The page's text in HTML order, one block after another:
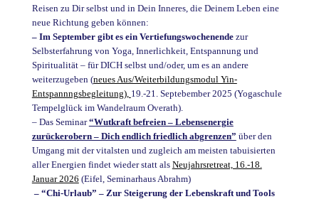
Reisen zu Dir selbst und in Dein Inneres, die Deinem Leben eine
neue Richtung geben können:
– Im September gibt es ein Vertiefungswochenende zur
Selbsterfahrung von Yoga, Innerlichkeit, Entspannung und
Spiritualität – für DICH selbst und/oder, um es an andere
weiterzugeben (neues Aus/Weiterbildungsmodul Yin-
Entspannngsbegleitung), 19.-21. Septebember 2025 (Yogaschule
Tempelglück im Wandelraum Overath).
– Das Seminar“Wutkraft befreien – Lebensenergie
zurückerobern – Dich endlich friedlich abgrenzen” über den
Umgang mit der vitalsten und zugleich am meisten tabuisierten
aller Energien findet wieder statt als Neujahrsretreat, 16.-18.
Januar 2026 (Eifel, Seminarhaus Abrahm)
– “Chi-Urlaub” – Zur Steigerung der Lebenskraft und Tools